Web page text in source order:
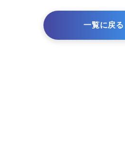
一覧に戻る